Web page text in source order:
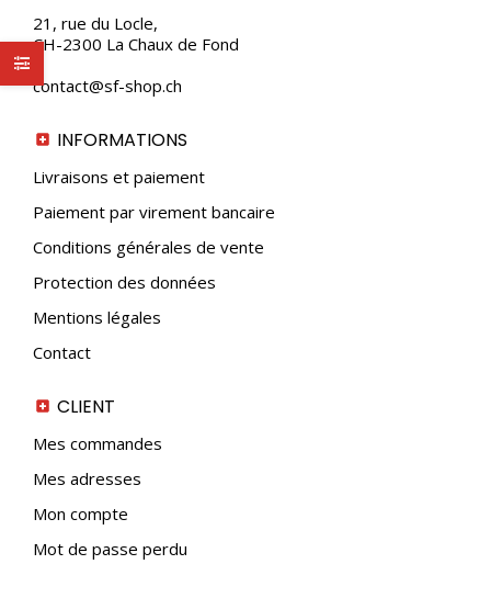
21, rue du Locle,
CH-2300 La Chaux de Fond
contact@sf-shop.ch
INFORMATIONS
Livraisons et paiement
Paiement par virement bancaire
Conditions générales de vente
Protection des données
Mentions légales
Contact
CLIENT
Mes commandes
Mes adresses
Mon compte
Mot de passe perdu